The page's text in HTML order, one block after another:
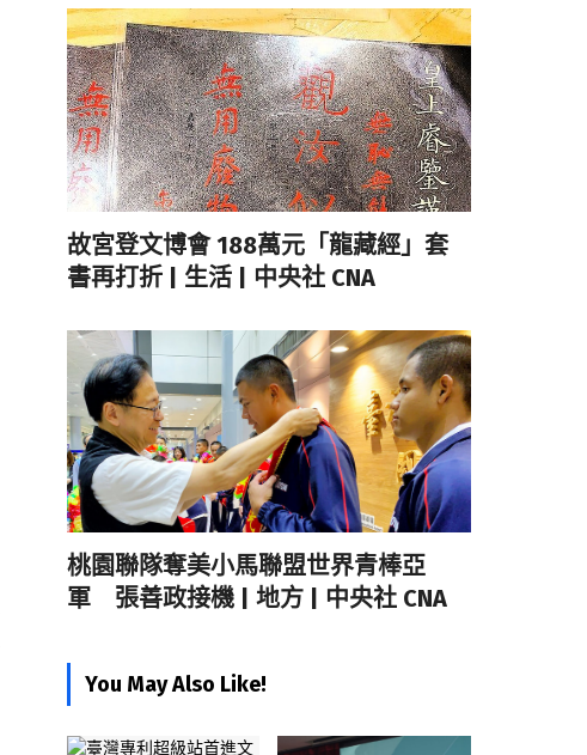
故宮登文博會 188萬元「龍藏經」套
書再打折 | 生活 | 中央社 CNA
桃園聯隊奪美小馬聯盟世界青棒亞
軍 張善政接機 | 地方 | 中央社 CNA
You May Also Like!